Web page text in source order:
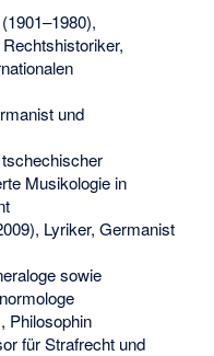
und
Musikologie in
Lyriker, Germanist
sowie
Philosophin
für Strafrecht und